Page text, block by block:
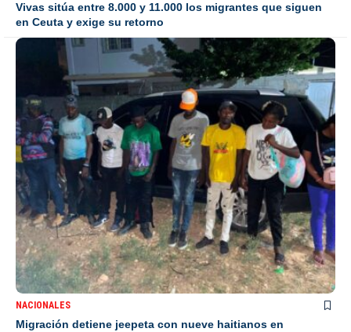
Vivas sitúa entre 8.000 y 11.000 los migrantes que siguen
en Ceuta y exige su retorno
NACIONALES
Migración detiene jeepeta con nueve haitianos en